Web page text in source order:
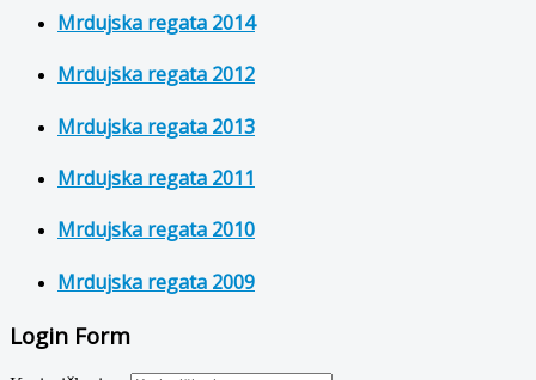
Mrdujska regata 2014
Mrdujska regata 2012
Mrdujska regata 2013
Mrdujska regata 2011
Mrdujska regata 2010
Mrdujska regata 2009
Login Form